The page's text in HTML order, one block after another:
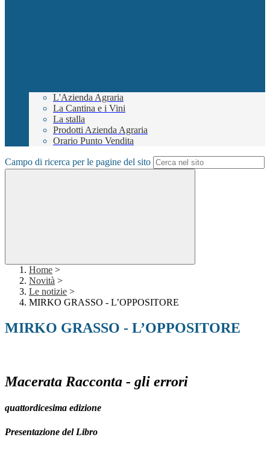
L'Azienda Agraria
La Cantina e i Vini
La stalla
Prodotti Azienda Agraria
Orario Punto Vendita
Campo di ricerca per le pagine del sito
Home >
Novità >
Le notizie >
MIRKO GRASSO - L’OPPOSITORE
MIRKO GRASSO - L’OPPOSITORE
Macerata Racconta - gli errori
quattordicesima edizione
Presentazione del Libro